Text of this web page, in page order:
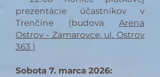
prezentácie účastníkov v
Trenčíne (budova Arena
Ostrov - Zamarovce, ul. Ostrov
363 )
Sobota 7. marca 2026: